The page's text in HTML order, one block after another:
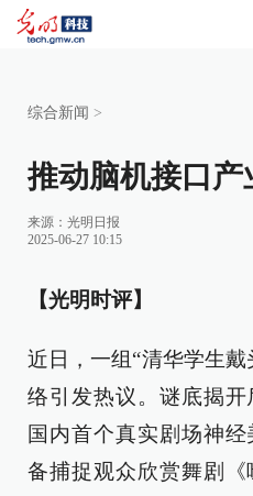
综合新闻 >
推动脑机接口产
来源： 光明日报
2025-06-27 10:15
【光明时评】
近日，一组“清华学生
络引发热议。谜底揭
国内首个真实剧场神
备捕捉观众欣赏舞剧《